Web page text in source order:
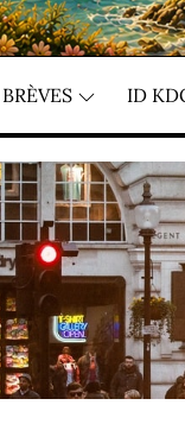
BRÈVES ID